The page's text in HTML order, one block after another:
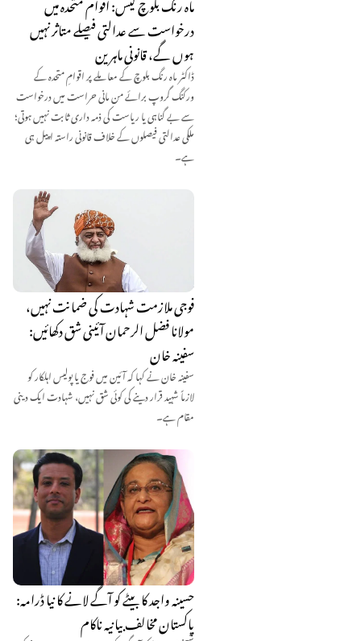
درخواست سے عدالتی فیصلے متاثر نہیں
ہوں گے، قانونی ماہرین
ڈاکٹر ماہ رنگ بلوچ کے معاملے پر اقوامِ متحدہ کے
ورکنگ گروپ برائے من مانی حراست میں درخواست
سے بے گناہی یا ریاست کی ذمہ داری ثابت نہیں ہوتی؛
ملکی عدالتی فیصلوں کے خلاف قانونی راستہ اپیل ہی
ہے۔
فوجی ملازمت شہادت کی ضمانت نہیں،
مولانا فضل الرحمان آئینی شق دکھائیں:
سفینہ خان
سفینہ خان نے کہا کہ آئین میں فوج یا پولیس اہلکار کو
لازماً شہید قرار دینے کی کوئی شق نہیں، شہادت ایک دینی
مقام ہے۔
حسینہ واجد کا بیٹے کو آگے لانے کا نیا ڈرامہ:
پاکستان مخالف بیانیہ ناکام